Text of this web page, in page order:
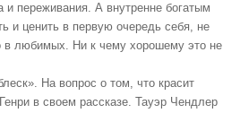
и переживания. А внутренне богатым
и ценить в первую очередь себя, не
в любимых. Ни к чему хорошему это не
На вопрос о том, что красит
в своем рассказе. Тауэр Чендлер